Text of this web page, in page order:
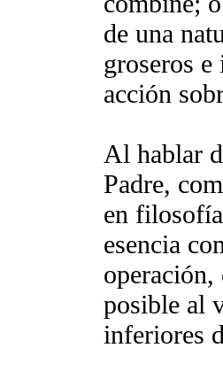
de una
groseros
acción
Al hablar
Padre,
en
esencia
posible al
inferiores